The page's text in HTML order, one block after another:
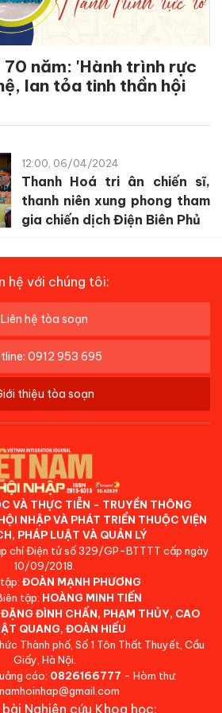
năm: 'Hành trình rực
lan tỏa tinh thần hội
12:00, 06/04/2024
Thanh Hoá tri ân chiến sĩ,
thanh niên xung phong tham
gia chiến dịch Điện Biên Phủ
hệ với chúng tôi:
Liên hệ tòa soạn
0912 953 695
thiệu tòa soạn
VÀ THỰC TIỄN - TRUYỀN THÔNG
NHẬP VÀ PHÁT TRIỂN THUỘC VIỆN
PHÁP LUẬT VÀ QUẢN LÝ
chí Điện tử số 329/GP-BTTTT cấp ngày
10/09/2018.
ĐOÀN MẠNH PHƯƠNG
tập: HOÀNG MINH TIẾN
ĐẶNG ĐÌNH CHẤN, PHẠM THỦY, CAO
QUANG, ĐOÀN HIẾU
Thành phố, Số 1 Tôn Thất Thuyết, Cầu
Giấy, Hà Nội.
cáo: 0826166777 - Hòm thư:
Nghiên cứu Khoa học: